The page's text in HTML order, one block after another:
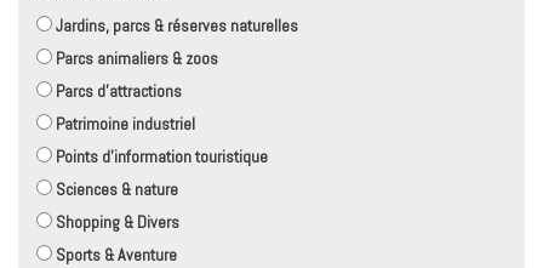
Jardins, parcs & réserves naturelles
Parcs animaliers & zoos
Parcs d'attractions
Patrimoine industriel
Points d'information touristique
Sciences & nature
Shopping & Divers
Sports & Aventure